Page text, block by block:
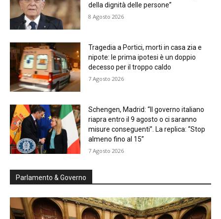
della dignità delle persone”
8 Agosto 2026
Tragedia a Portici, morti in casa zia e
nipote: le prima ipotesi è un doppio
decesso per il troppo caldo
7 Agosto 2026
Schengen, Madrid: “Il governo italiano
riapra entro il 9 agosto o ci saranno
misure conseguenti”. La replica: “Stop
almeno fino al 15”
7 Agosto 2026
Parlamento & Governo